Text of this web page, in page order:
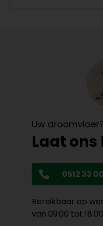
Uw
Laat
0512 33
Bereikbaar op
van 09:00 tot 18:00